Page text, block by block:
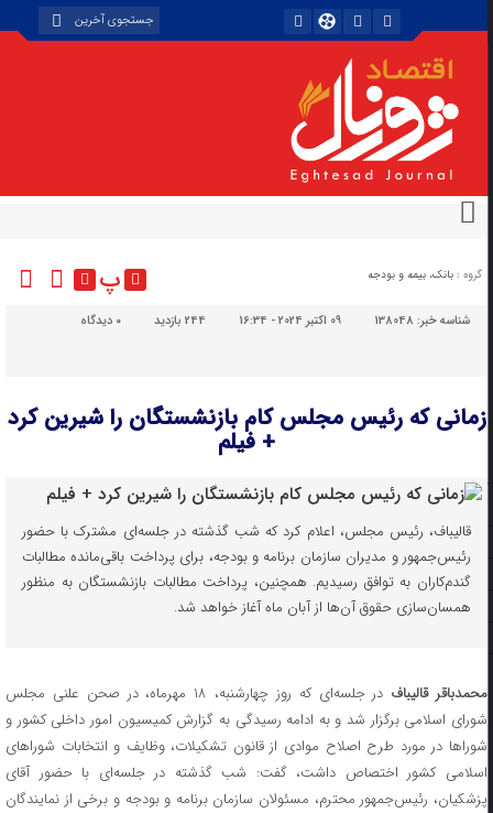
گروه : بانک، بیمه و بودجه پ
شناسه خبر:138048 09 اکتبر 2024 - 16:34 244 بازدید دیدگاه
زمانی که رئیس مجلس کام بازنشستگان را شیرین کرد
+ فیلم
قالیباف، رئیس مجلس، اعلام کرد که شب گذشته در جلسه‌ای مشترک با حضور
رئیس‌جمهور و مدیران سازمان برنامه و بودجه، برای پرداخت باقی‌مانده مطالبات
گندم‌کاران به توافق رسیدیم. همچنین، پرداخت مطالبات بازنشستگان به منظور
همسان‌سازی حقوق آن‌ها از آبان ماه آغاز خواهد شد.
محمدباقر قالیباف
در جلسه‌ای که روز چهارشنبه، ۱۸ مهرماه، در صحن علنی مجلس
شورای اسلامی برگزار شد و به ادامه رسیدگی به گزارش کمیسیون امور داخلی کشور و
شوراها در مورد طرح اصلاح موادی از قانون تشکیلات، وظایف و انتخابات شوراهای
اسلامی کشور اختصاص داشت، گفت: شب گذشته در جلسه‌ای با حضور آقای
پزشکیان، رئیس‌جمهور محترم، مسئولان سازمان برنامه و بودجه و برخی از نمایندگان